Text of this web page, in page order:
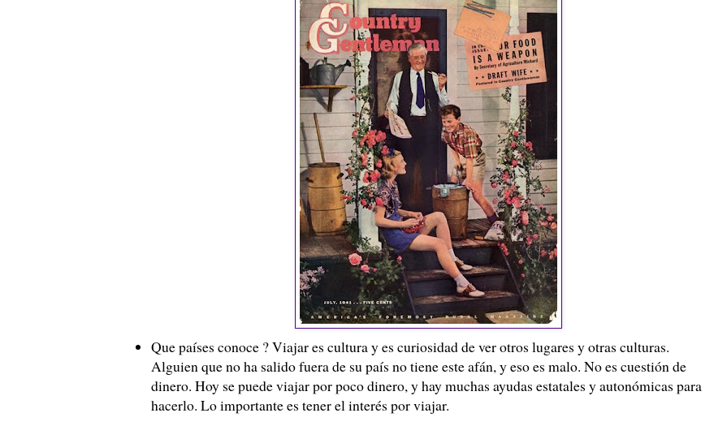
Que países conoce ? Viajar es cultura y es curiosidad de ver otros lugares y otras culturas.
Alguien que no ha salido fuera de su país no tiene este afán, y eso es malo. No es cuestión de
dinero. Hoy se puede viajar por poco dinero, y hay muchas ayudas estatales y autonómicas para
hacerlo. Lo importante es tener el interés por viajar.